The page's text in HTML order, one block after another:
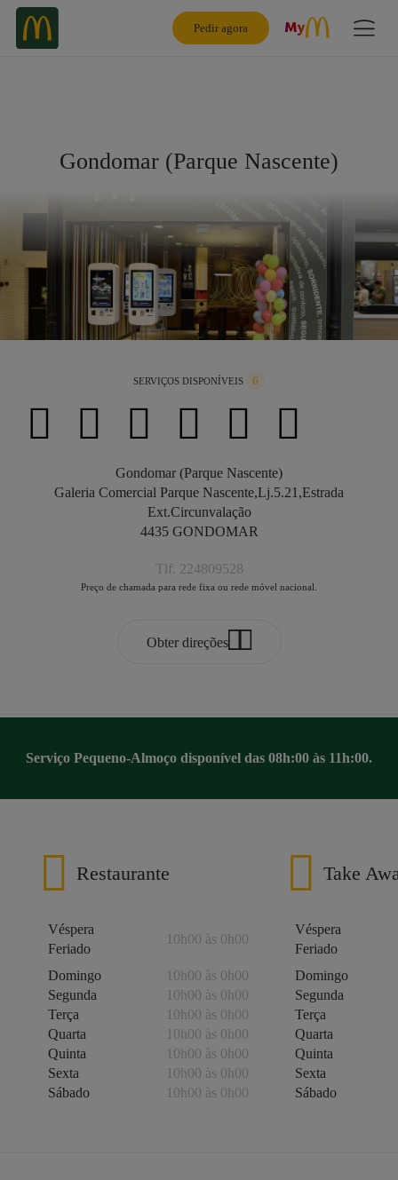
Pedir agora
Gondomar (Parque Nascente)
SERVIÇOS DISPONÍVEIS 6
Gondomar (Parque Nascente)
Galeria Comercial Parque Nascente,Lj.5.21,Estrada
Ext.Circunvalação
4435 GONDOMAR
Tlf. 224809528
Preço de chamada para rede fixa ou rede móvel nacional.
Obter direções
Serviço Pequeno-Almoço disponível das 08h:00 às 11h:00.
Restaurante
Véspera
Feriado
10h00 às 0h00
Domingo
10h00 às 0h00
Segunda
10h00 às 0h00
Terça
10h00 às 0h00
Quarta
10h00 às 0h00
Quinta
10h00 às 0h00
Sexta
10h00 às 0h00
Sábado
10h00 às 0h00
Take
Véspera
Feriado
Domingo
Segunda
Terça
Quarta
Quinta
Sexta
Sábado